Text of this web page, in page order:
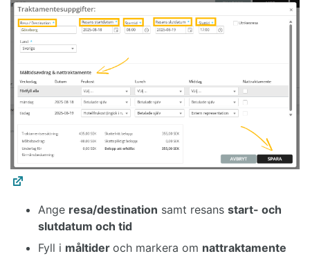
Ange resa/destination samt resans start- och
slutdatum och tid
Fyll i måltider och markera om nattraktamente